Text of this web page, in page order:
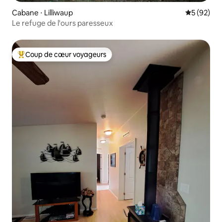
Cabane ⋅ Lilliwaup
5 (92)
Le refuge de l'ours paresseux
Coups de cœur voyageurs les plus appréciés
Coup de cœur voyageurs